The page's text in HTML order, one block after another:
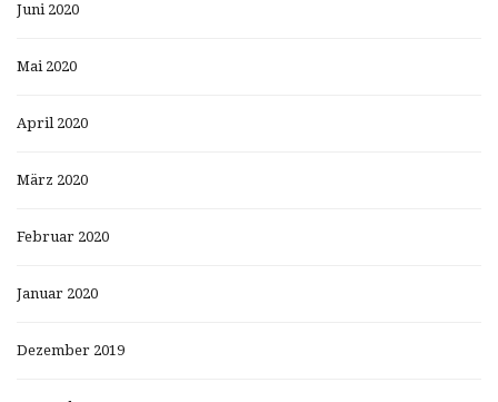
Juni 2020
Mai 2020
April 2020
März 2020
Februar 2020
Januar 2020
Dezember 2019